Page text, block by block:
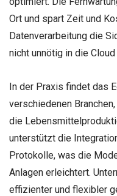
Ort und spart Zeit und
Datenverarbeitung die
nicht unnötig in die
In der Praxis findet das
verschiedenen
die
unterstützt die
Protokolle, was die
Anlagen erleichtert.
effizienter und flexibler